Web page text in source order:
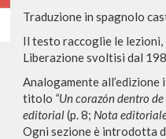
Traduzione in spagnolo
Il testo raccoglie le lezioni,
Liberazione svoltisi dal
Analogamente
titolo “Un corazón dentro
editorial(p. 8; Nota
Ogni sezione è introdotta